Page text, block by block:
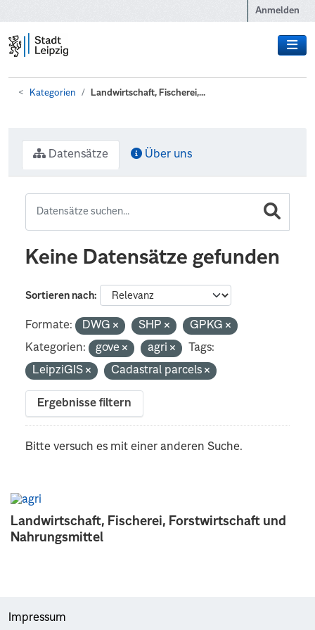
Anmelden
Kategorien Landwirtschaft, Fischerei,...
Landwirtschaft, Fischerei, Forstwirtschaft und
Nahrungsmittel
Datensätze Über uns
Keine Datensätze gefunden
Sortieren nach
Formate: DWG SHP
GPKG
Kategorien:
gove agri
Tags:
LeipziGIS
Cadastral parcels
Ergebnisse filtern
Bitte versuch es mit einer anderen Suche.
Impressum